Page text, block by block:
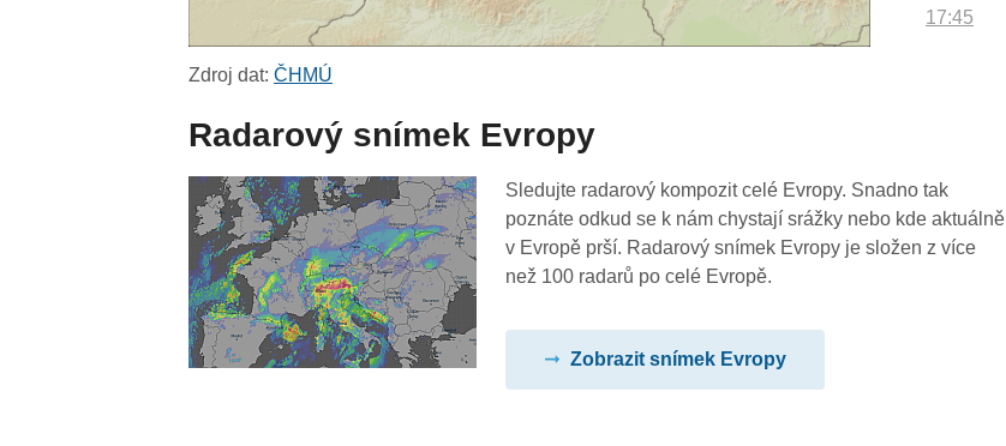
17:45
16:45
16:35
16:25
Zdroj dat:ČHMÚ
Radarový snímek Evropy
Sledujte radarový kompozit celé Evropy. Snadno tak
poznáte odkud se k nám chystají srážky nebo kde aktuálně
v Evropě prší. Radarový snímek Evropy je složen z více
než 100 radarů po celé Evropě.
Zobrazit snímek Evropy